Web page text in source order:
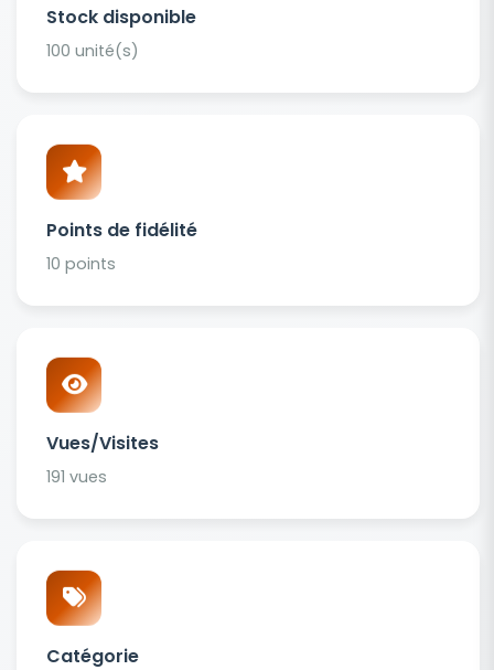
Stock disponible
100 unité(s)
Points de fidélité
10 points
Vues/Visites
191 vues
Catégorie